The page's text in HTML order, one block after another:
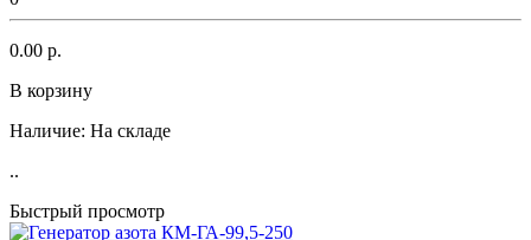
0.00 р.
В корзину
Наличие: На складе
..
Быстрый просмотр